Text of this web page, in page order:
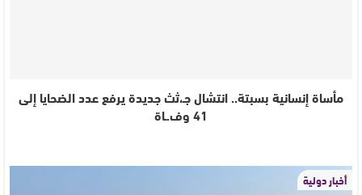
مأساة إنسانية بسبتة.. انتشال جـ،ثث جديدة يرفع عدد الضحايا إلى
41 وف.ـاة
أخبار دولية